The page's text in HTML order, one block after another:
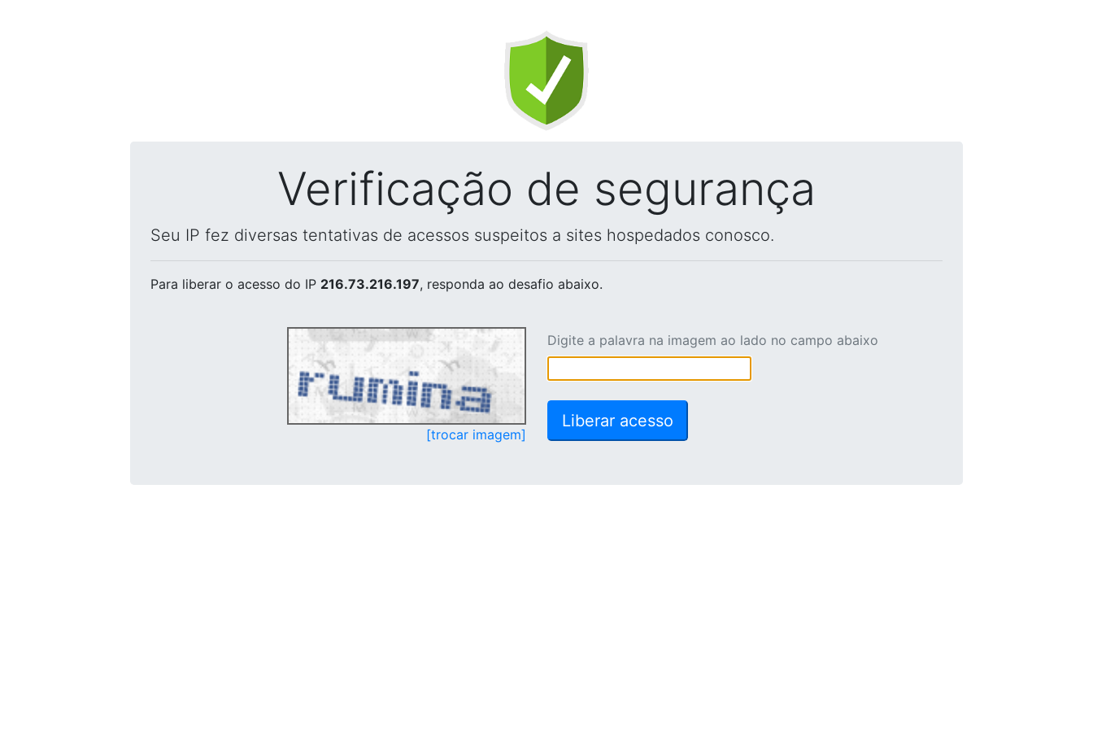
Verificação de segurança
Seu IP fez diversas tentativas de acessos suspeitos a sites hospedados conosco.
Para liberar o acesso do IP 216.73.216.197, responda ao desafio abaixo.
[trocar imagem]
Digite a palavra na imagem ao lado no campo abaixo